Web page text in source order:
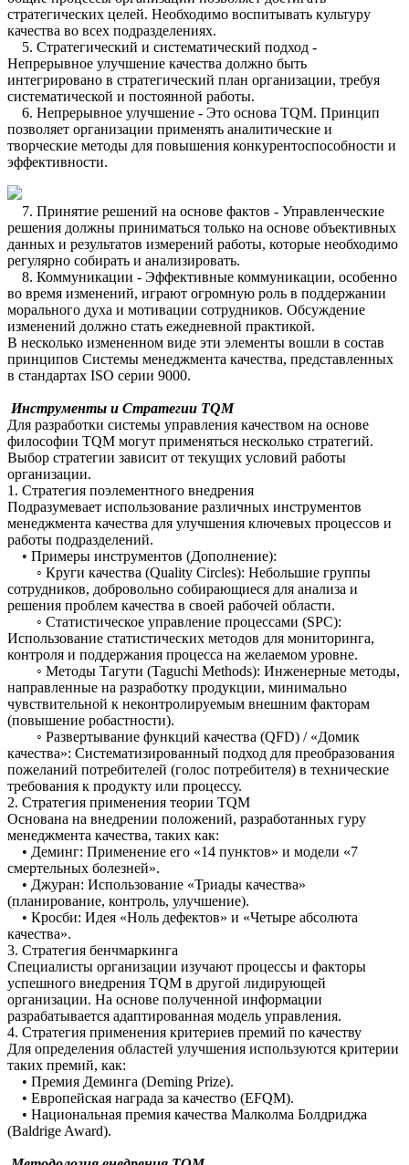
стратегических целей. Необходимо воспитывать культуру
качества во всех подразделениях.
5. Стратегический и систематический подход -
Непрерывное улучшение качества должно быть
интегрировано в стратегический план организации, требуя
систематической и постоянной работы.
6. Непрерывное улучшение - Это основа TQM. Принцип
позволяет организации применять аналитические и
творческие методы для повышения конкурентоспособности и
эффективности.
7. Принятие решений на основе фактов - Управленческие
решения должны приниматься только на основе объективных
данных и результатов измерений работы, которые необходимо
регулярно собирать и анализировать.
8. Коммуникации - Эффективные коммуникации, особенно
во время изменений, играют огромную роль в поддержании
морального духа и мотивации сотрудников. Обсуждение
изменений должно стать ежедневной практикой.
В несколько измененном виде эти элементы вошли в состав
принципов Системы менеджмента качества, представленных
в стандартах ISO серии 9000.
Инструменты и Стратегии TQM
Для разработки системы управления качеством на основе
философии TQM могут применяться несколько стратегий.
Выбор стратегии зависит от текущих условий работы
организации.
1. Стратегия поэлементного внедрения
Подразумевает использование различных инструментов
менеджмента качества для улучшения ключевых процессов и
работы подразделений.
• Примеры инструментов (Дополнение):
◦ Круги качества (Quality Circles): Небольшие группы
сотрудников, добровольно собирающиеся для анализа и
решения проблем качества в своей рабочей области.
◦ Статистическое управление процессами (SPC):
Использование статистических методов для мониторинга,
контроля и поддержания процесса на желаемом уровне.
◦ Методы Тагути (Taguchi Methods): Инженерные методы,
направленные на разработку продукции, минимально
чувствительной к неконтролируемым внешним факторам
(повышение робастности).
◦ Развертывание функций качества (QFD) / «Домик
качества»: Систематизированный подход для преобразования
пожеланий потребителей (голос потребителя) в технические
требования к продукту или процессу.
2. Стратегия применения теории TQM
Основана на внедрении положений, разработанных гуру
менеджмента качества, таких как:
• Деминг: Применение его «14 пунктов» и модели «7
смертельных болезней».
• Джуран: Использование «Триады качества»
(планирование, контроль, улучшение).
• Кросби: Идея «Ноль дефектов» и «Четыре абсолюта
качества».
3. Стратегия бенчмаркинга
Специалисты организации изучают процессы и факторы
успешного внедрения TQM в другой лидирующей
организации. На основе полученной информации
разрабатывается адаптированная модель управления.
4. Стратегия применения критериев премий по качеству
Для определения областей улучшения используются критерии
таких премий, как:
• Премия Деминга (Deming Prize).
• Европейская награда за качество (EFQM).
• Национальная премия качества Малколма Болдриджа
(Baldrige Award).